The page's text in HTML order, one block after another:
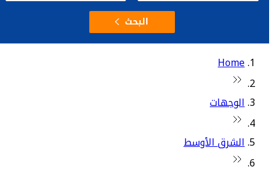
البحث
Home
الوجهات
الشرق الأوسط